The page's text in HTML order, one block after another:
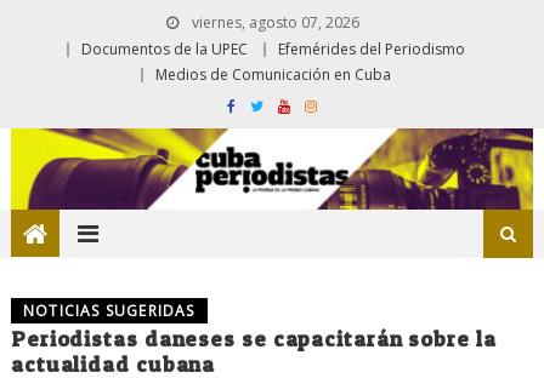
viernes, agosto 07, 2026
Documentos de la UPEC
Efemérides del Periodismo
Medios de Comunicación en Cuba
NOTICIAS SUGERIDAS
Periodistas daneses se capacitarán sobre la
actualidad cubana